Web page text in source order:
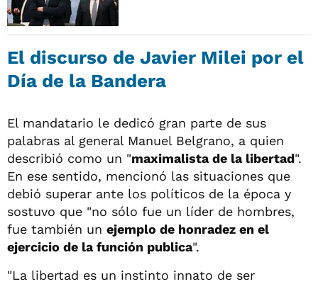
El discurso de Javier Milei por el
Día de la Bandera
El mandatario le dedicó gran parte de sus
palabras al general Manuel Belgrano, a quien
describió como un "maximalista de la libertad".
En ese sentido, mencionó las situaciones que
debió superar ante los políticos de la época y
sostuvo que "no sólo fue un líder de hombres,
fue también un ejemplo de honradez en el
ejercicio de la función publica".
"La libertad es un instinto innato de ser